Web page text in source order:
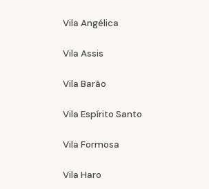
Vila Angélica
Vila Assis
Vila Barão
Vila Espírito Santo
Vila Formosa
Vila Haro